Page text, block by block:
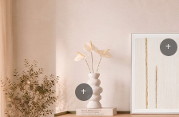
+
+